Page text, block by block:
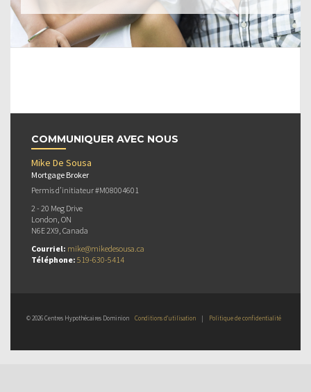
COMMUNIQUER AVEC NOUS
Mike De Sousa
Mortgage Broker
Permis d’initiateur #M08004601
2 - 20 Meg Drive
London, ON
N6E 2X9, Canada
Courriel: mike@mikedesousa.ca
Téléphone: 519-630-5414
© 2026 Centres Hypothécaires Dominion Conditions d’utilisation | Politique de confidentialité